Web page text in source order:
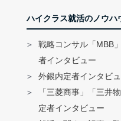
ハイクラス就活のノウハ
戦略コンサル「MBB
者インタビュー
外銀内定者インタビ
「三菱商事」「三井
定者インタビュー